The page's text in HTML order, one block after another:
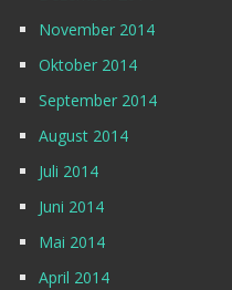
November 2014
Oktober 2014
September 2014
August 2014
Juli 2014
Juni 2014
Mai 2014
April 2014